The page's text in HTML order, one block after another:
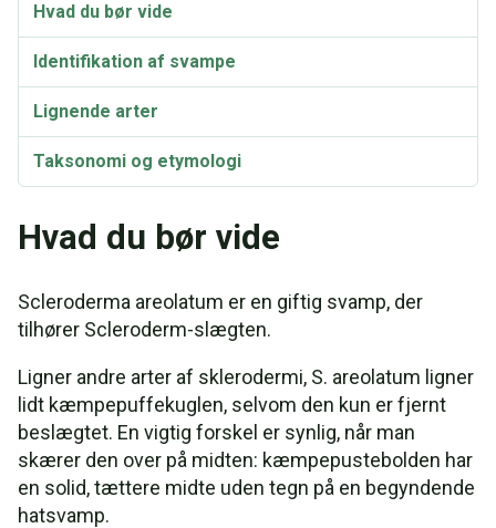
Hvad du bør vide
Identifikation af svampe
Lignende arter
Taksonomi og etymologi
Hvad du bør vide
Scleroderma areolatum er en giftig svamp, der
tilhører Scleroderm-slægten.
Ligner andre arter af sklerodermi, S. areolatum ligner
lidt kæmpepuffekuglen, selvom den kun er fjernt
beslægtet. En vigtig forskel er synlig, når man
skærer den over på midten: kæmpepustebolden har
en solid, tættere midte uden tegn på en begyndende
hatsvamp.